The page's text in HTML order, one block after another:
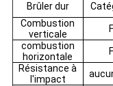
Brûler dur
Combustion
verticale
combustion
horizontale
Résistance à
l'impact